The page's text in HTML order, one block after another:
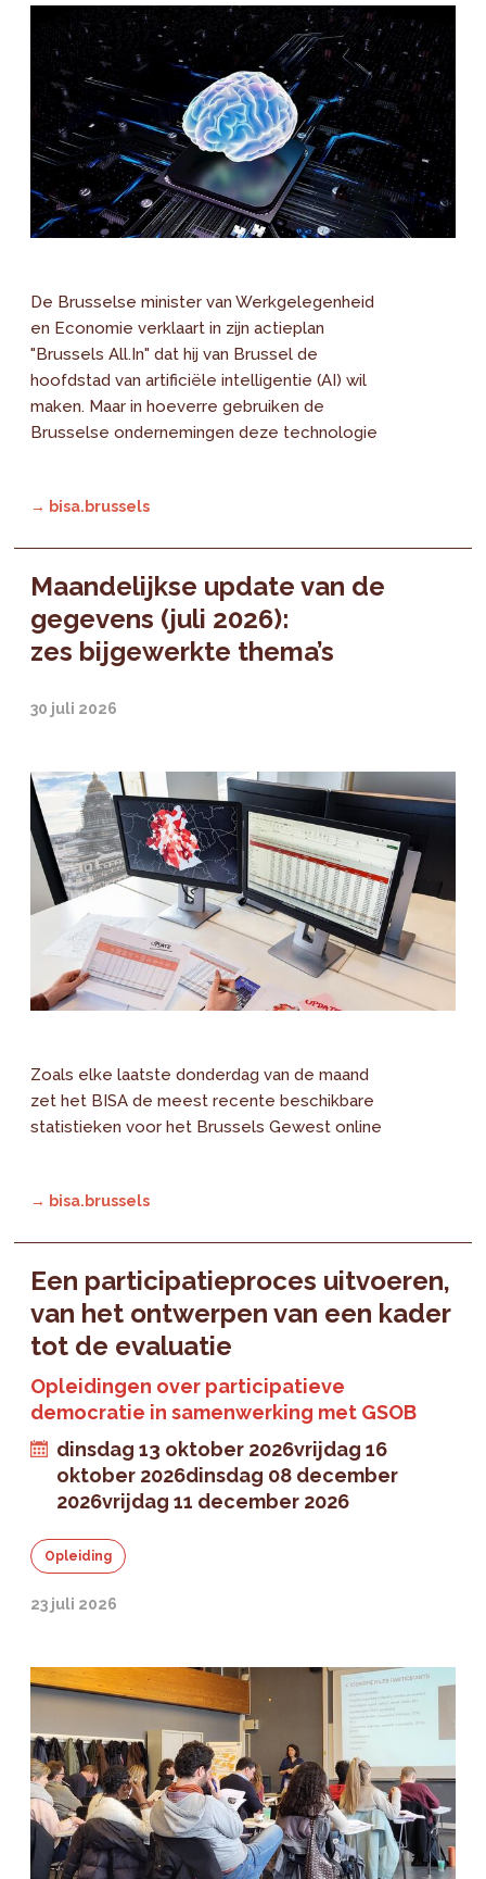
De Brusselse minister van Werkgelegenheid
en Economie verklaart in zijn actieplan
"Brussels All.In" dat hij van Brussel de
hoofdstad van artificiële intelligentie (AI) wil
maken. Maar in hoeverre gebruiken de
Brusselse ondernemingen deze technologie
→ bisa.brussels
Maandelijkse update van de
gegevens (juli 2026):
zes bijgewerkte thema’s
30 juli 2026
Zoals elke laatste donderdag van de maand
zet het BISA de meest recente beschikbare
statistieken voor het Brussels Gewest online
→ bisa.brussels
Een participatieproces uitvoeren,
van het ontwerpen van een kader
tot de evaluatie
Opleidingen over participatieve
democratie in samenwerking met GSOB
dinsdag 13 oktober 2026vrijdag 16
oktober 2026dinsdag 08 december
2026vrijdag 11 december 2026
Opleiding
23 juli 2026